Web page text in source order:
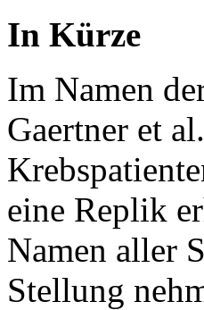
In Kürze
Im Namen
Gaertner et
eine Replik
Namen aller
Stellung